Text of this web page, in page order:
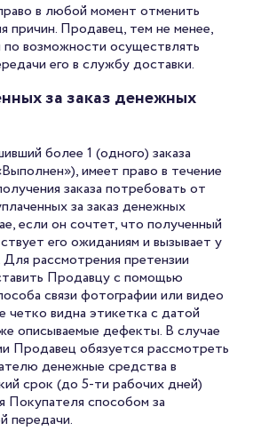
в любой момент отменить
причин. Продавец, тем не менее,
возможности осуществлять
его в службу доставки.
за заказ денежных
более 1 (одного) заказа
имеет право в течение
заказа потребовать от
за заказ денежных
если он сочтет, что полученный
его ожиданиям и вызывает у
Для рассмотрения претензии
Продавцу с помощью
связи фотографии или видео
четко видна этикетка с датой
описываемые дефекты. В случае
Продавец обязуется рассмотреть
денежные средства в
срок (до 5-ти рабочих дней)
способом за
передачи.